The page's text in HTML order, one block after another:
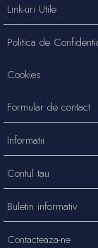
Contacteaza-ne
Link-uri Utile
Politica de
Cookies
Formular de contact
Informatii
Contul tau
Buletin informativ